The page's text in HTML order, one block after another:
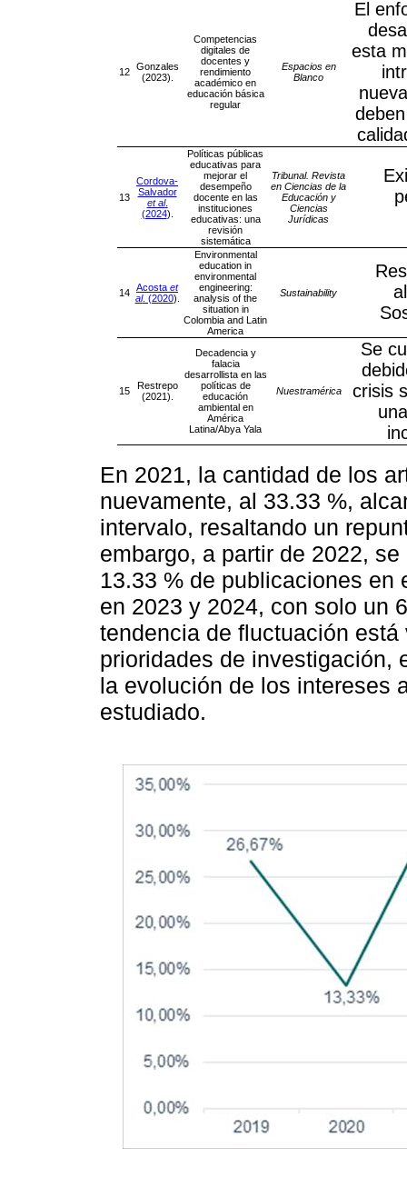
12 Gonzales
(2023).
Competencias
digitales de
docentes y
rendimiento
académico en
educación básica
regular
Espacios en
Blanco
El
esta
13
Cordova-
Salvador
et al.
(2024).
Políticas públicas
educativas para
mejorar el
desempeño
docente en las
instituciones
educativas: una
revisión
sistemática
Tribunal. Revista
en Ciencias de la
Educación y
Ciencias
Jurídicas
14 Acosta et
al. (2020).
Environmental
education in
environmental
engineering:
analysis of the
situation in
Colombia and Latin
America
Sustainability
15
Restrepo
(2021).
Decadencia y
falacia
desarrollista en las
políticas de
educación
ambiental en
América
Latina/Abya Yala
Nuestramérica
Se
crisis
En 2021, la cantidad de los
nuevamente, al 33.33 %,
intervalo, resaltando un
embargo, a partir de 2022,
13.33 % de publicaciones en
en 2023 y 2024, con solo un
tendencia de fluctuación
prioridades de investigación,
la evolución de los intereses
estudiado.